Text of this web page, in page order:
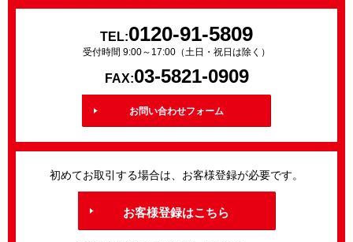
TEL:0120-91-5809
受付時間 9:00～17:00（土日・祝日は除く）
FAX:03-5821-0909
お問い合わせフォーム
初めてお取引する場合は、お客様登録が必要です。
お客様登録はこちら